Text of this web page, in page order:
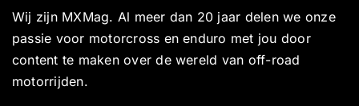
Wij zijn MXMag. Al meer dan 20 jaar delen we onze
passie voor motorcross en enduro met jou door
content te maken over de wereld van off-road
motorrijden.